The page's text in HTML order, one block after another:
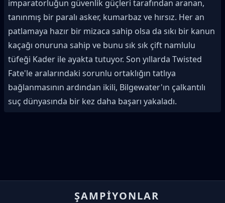
imparatorluğun güvenlik güçleri tarafından aranan,
tanınmış bir paralı asker, kumarbaz ve hırsız. Her an
patlamaya hazır bir mizaca sahip olsa da sıkı bir kanun
kaçağı onuruna sahip ve bunu sık sık çift namlulu
tüfeği Kader ile ayakta tutuyor. Son yıllarda Twisted
Fate'le aralarındaki sorunlu ortaklığın tatlıya
bağlanmasının ardından ikili, Bilgewater'ın çalkantılı
suç dünyasında bir kez daha başarı yakaladı.
ŞAMPIYONLAR